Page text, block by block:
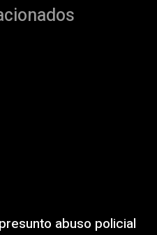
abuso policial